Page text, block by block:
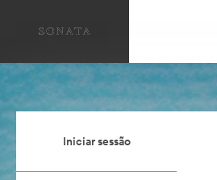
Iniciar sessão